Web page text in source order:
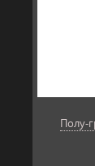
Полу-